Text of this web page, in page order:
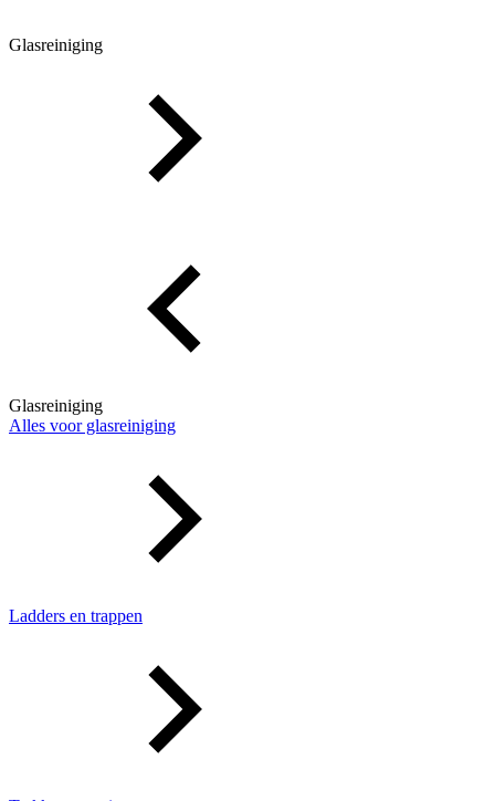
Glasreiniging
Glasreiniging
Alles voor glasreiniging
Ladders en trappen